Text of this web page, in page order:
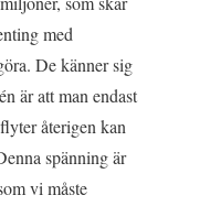
med
De känner sig
är att man endast
återigen kan
spänning är
vi måste